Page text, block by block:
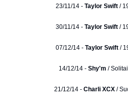
23/11/14 - Taylor Swift /
30/11/14 - Taylor Swift /
07/12/14 - Taylor Swift/
14/12/14 - Shy'm /
21/12/14 - Charli XCX/